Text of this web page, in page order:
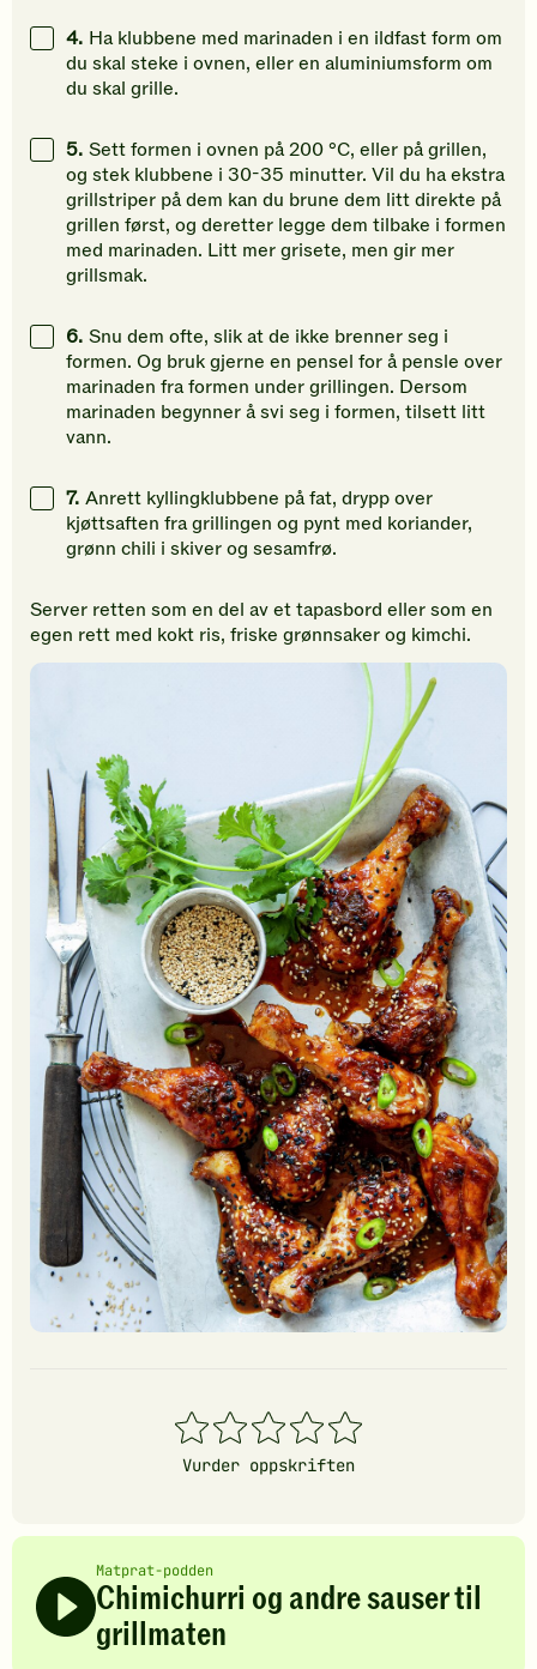
4. Ha klubbene med marinaden i en ildfast form om
du skal steke i ovnen, eller en aluminiumsform om
du skal grille.
5. Sett formen i ovnen på 200 °C, eller på grillen,
og stek klubbene i 30-35 minutter. Vil du ha ekstra
grillstriper på dem kan du brune dem litt direkte på
grillen først, og deretter legge dem tilbake i formen
med marinaden. Litt mer grisete, men gir mer
grillsmak.
6. Snu dem ofte, slik at de ikke brenner seg i
formen. Og bruk gjerne en pensel for å pensle over
marinaden fra formen under grillingen. Dersom
marinaden begynner å svi seg i formen, tilsett litt
vann.
7. Anrett kyllingklubbene på fat, drypp over
kjøttsaften fra grillingen og pynt med koriander,
grønn chili i skiver og sesamfrø.
Server retten som en del av et tapasbord eller som en
egen rett med kokt ris, friske grønnsaker og kimchi.
1
stjerner
2
stjerner
3
stjerner
4
stjerner
5
stjerner
Vurder oppskriften
Matprat-podden
Chimichurri og andre sauser til
grillmaten